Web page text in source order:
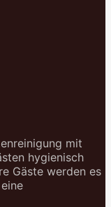
mit
hygienisch
Gäste werden es